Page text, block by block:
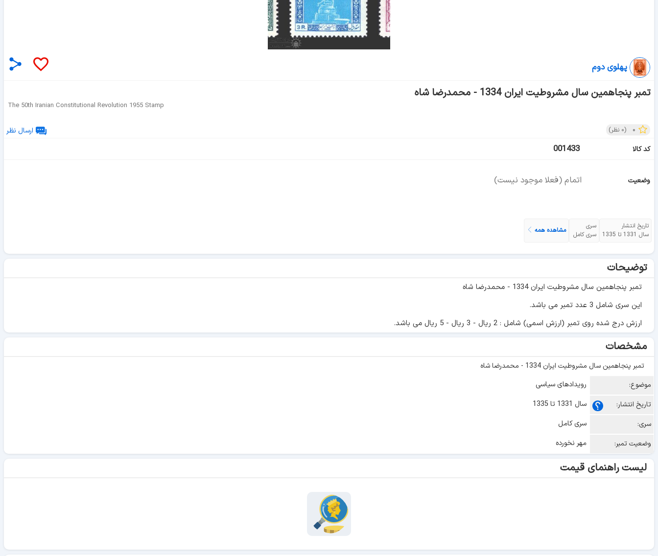
پهلوی دوم
تمبر پنجاهمین سال مشروطیت ایران 1334 - محمدرضا شاه
The 50th Iranian Constitutional Revolution 1955 Stamp
۰ (۰ نظر)
ارسال نظر
کد کالا
001433
وضعیت اتمام (فعلا موجود نیست)
تاریخ انتشار
سال 1331 تا 1335
سری
سری کامل
مشاهده همه
توضیحات
تمبر پنجاهمین سال مشروطیت ایران 1334 - محمدرضا شاه
این سری شامل 3 عدد تمبر می باشد.
ارزش درج شده روی تمبر (ارزش اسمی) شامل : 2 ریال - 3 ریال - 5 ریال می باشد.
مشخصات
تمبر پنجاهمین سال مشروطیت ایران 1334 - محمدرضا شاه
موضوع:
رویدادهای سیاسی
تاریخ انتشار:
سال 1331 تا 1335
سری:
سری کامل
وضعیت تمبر:
مهر نخورده
لیست راهنمای قیمت